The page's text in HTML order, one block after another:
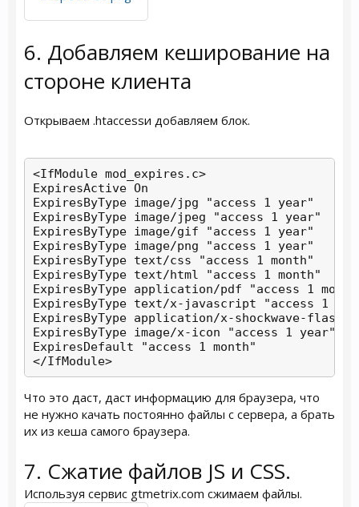
6. Добавляем кеширование на
стороне клиента
Открываем .htaccessи добавляем блок.
<IfModule mod_expires.c>
ExpiresActive On
ExpiresByType image/jpg "access 1 year"
ExpiresByType image/jpeg "access 1 year"
ExpiresByType image/gif "access 1 year"
ExpiresByType image/png "access 1 year"
ExpiresByType text/css "access 1 month"
ExpiresByType text/html "access 1 month"
ExpiresByType application/pdf "access 1
ExpiresByType text/x-javascript "access 1
ExpiresByType application/x-shockwave-flash
ExpiresByType image/x-icon "access 1 year"
ExpiresDefault "access 1 month"
</IfModule>
Что это даст, даст информацию для браузера, что
не нужно качать постоянно файлы с сервера, а брать
их из кеша самого браузера.
7. Сжатие файлов JS и CSS.
Используя сервис gtmetrix.com сжимаем файлы.